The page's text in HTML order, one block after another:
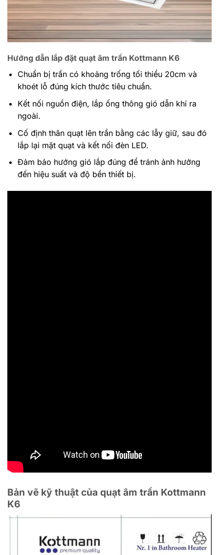
Hướng dẫn lắp đặt quạt âm trần Kottmann K6
Chuẩn bị trần có khoảng trống tối thiểu 20cm và
khoét lỗ đúng kích thước tiêu chuẩn.
Kết nối nguồn điện, lắp ống thông gió dẫn khí ra
ngoài.
Cố định thân quạt lên trần bằng các lẫy giữ, sau đó
lắp lại mặt quạt và kết nối đèn LED.
Đảm bảo hướng gió lắp đúng để tránh ảnh hưởng
đến hiệu suất và độ bền thiết bị.
Bản vẽ kỹ thuật của quạt âm trần Kottmann
K6